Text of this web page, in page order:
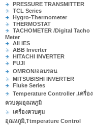
PRESSURE TRANSMITTER
TCL Series
Hygro-Thermometer
THERMOSTAT
TACHOMETER /Digital Tacho
Meter
All IES
ABB Inverter
HITACHI INVERTER
FUJI
OMRON/ออมรอน
MITSUBISHI INVERTER
Fluke Series
Temperature Controller ,เครื่อง
ควบคุมอุณหภูมิ
เครื่องควบคุม
อุณหภูมิ,Ttmperature Control